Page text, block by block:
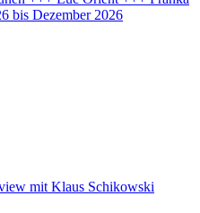
bis Dezember 2026
mit Klaus Schikowski